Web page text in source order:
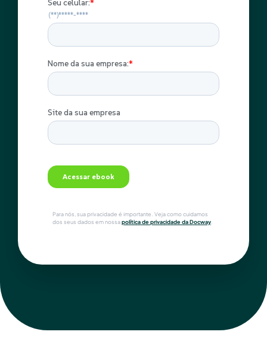
Para nós, sua privacidade é importante. Veja como cuidamos
dos seus dados em nossapolítica de privacidade da Docway.